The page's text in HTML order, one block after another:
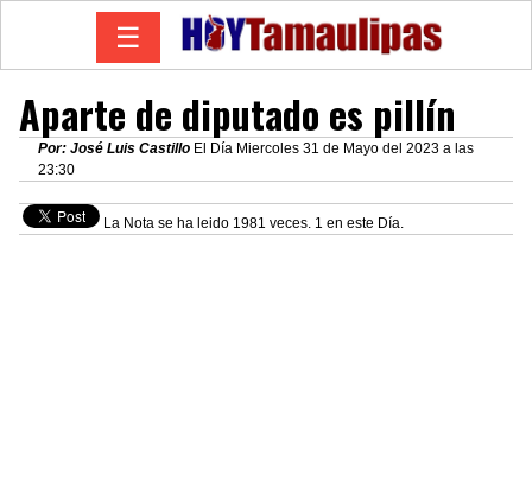
☰
Aparte de diputado es pillín
Por: José Luis Castillo El Día Miercoles 31 de Mayo del 2023 a las
23:30
La Nota se ha leido 1981 veces. 1 en este Día.